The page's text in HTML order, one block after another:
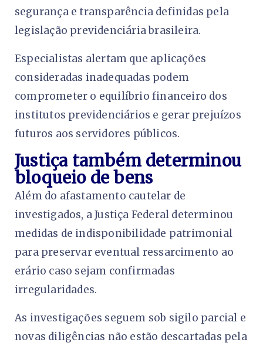
segurança e transparência definidas pela
legislação previdenciária brasileira.
Especialistas alertam que aplicações
consideradas inadequadas podem
comprometer o equilíbrio financeiro dos
institutos previdenciários e gerar prejuízos
futuros aos servidores públicos.
Justiça também determinou
bloqueio de bens
Além do afastamento cautelar de
investigados, a Justiça Federal determinou
medidas de indisponibilidade patrimonial
para preservar eventual ressarcimento ao
erário caso sejam confirmadas
irregularidades.
As investigações seguem sob sigilo parcial e
novas diligências não estão descartadas pela